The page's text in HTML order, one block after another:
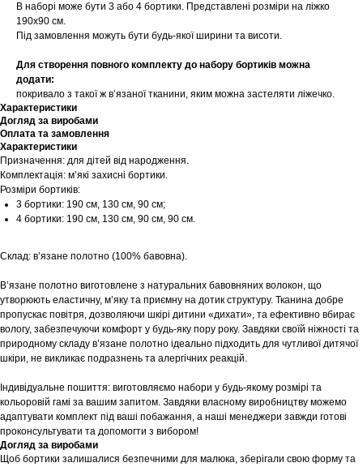
В наборі може бути 3 або 4 бортики. Представлені розміри на ліжко
190х90 см.
Під замовлення можуть бути будь-якої ширини та висоти.
Для створення повного комплекту до набору бортиків можна
додати:
покривало з такої ж вʼязаної тканини, яким можна застеляти ліжечко.
Характеристики
Догляд за виробами
Оплата та замовлення
Характеристики
Призначення: для дітей від народження.
Комплектація: м’які захисні бортики.
Розміри бортиків:
3 бортики: 190 см, 130 см, 90 см;
4 бортики: 190 см, 130 см, 90 см, 90 см.
Склад: в’язане полотно (100% бавовна).
В’язане полотно виготовлене з натуральних бавовняних волокон, що
утворюють еластичну, м’яку та приємну на дотик структуру. Тканина добре
пропускає повітря, дозволяючи шкірі дитини «дихати», та ефективно вбирає
вологу, забезпечуючи комфорт у будь-яку пору року. Завдяки своїй ніжності та
природному складу в’язане полотно ідеально підходить для чутливої дитячої
шкіри, не викликає подразнень та алергічних реакцій.
Індивідуальне пошиття: виготовляємо набори у будь-якому розмірі та
кольоровій гамі за вашим запитом. Завдяки власному виробництву можемо
адаптувати комплект під ваші побажання, а наші менеджери завжди готові
проконсультувати та допомогти з вибором!
Догляд за виробами
Щоб бортики залишалися безпечними для малюка, зберігали свою форму та